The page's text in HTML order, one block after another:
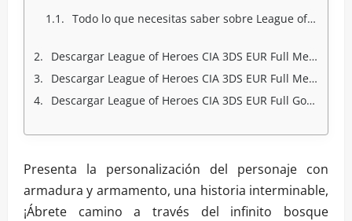
Todo lo que necesitas saber sobre League of Heroes CIA - EUR - Multi5:
Descargar League of Heroes CIA 3DS EUR Full Mega
Descargar League of Heroes CIA 3DS EUR Full Mediafire
Descargar League of Heroes CIA 3DS EUR Full Googledrive
Presenta la personalización del personaje con
armadura y armamento, una historia interminable,
¡Ábrete camino a través del infinito bosque